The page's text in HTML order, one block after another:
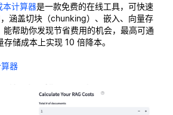
本计算器是一款免费的在线工具，可快速
涵盖切块（chunking）、嵌入、向量存
帮助你发现节省费用的机会，最高可通
储成本上实现 10 倍降本。
器